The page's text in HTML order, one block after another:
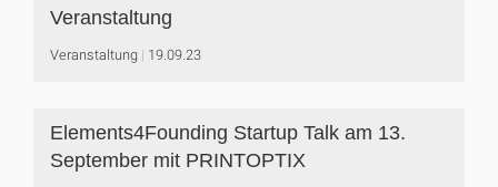
Veranstaltung
Veranstaltung 19.09.23
Elements4Founding Startup Talk am 13.
September mit PRINTOPTIX